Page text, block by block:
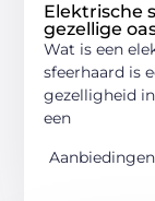
Elektrische
gezellige
Wat is een
sfeerhaard is
gezelligheid
een
Aanbiedingen